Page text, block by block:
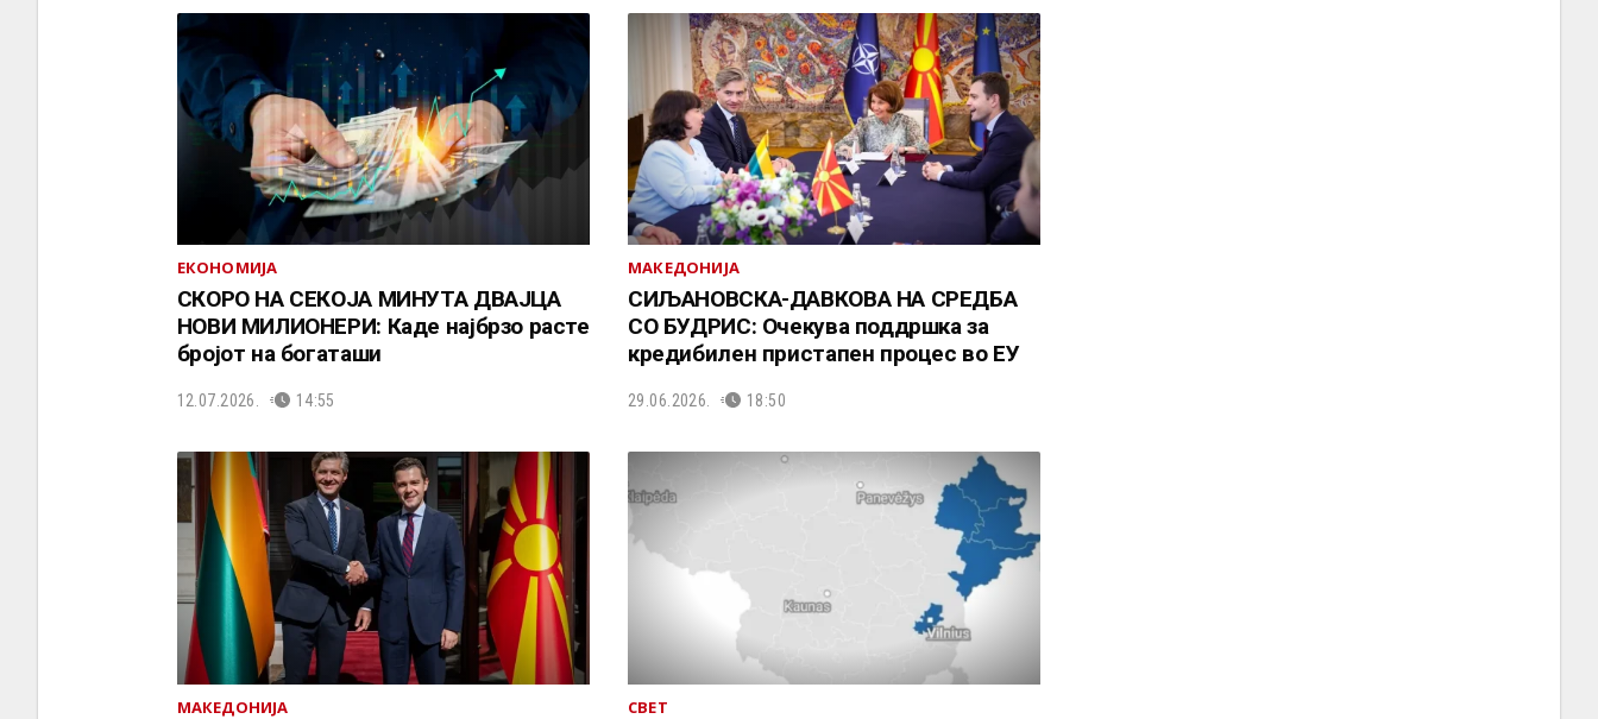
ЕКОНОМИЈА
СКОРО НА СЕКОЈА МИНУТА ДВАЈЦА
НОВИ МИЛИОНЕРИ: Каде најбрзо расте
бројот на богаташи
12.07.2026. 14:55
МАКЕДОНИЈА
СИЉАНОВСКА-ДАВКОВА НА СРЕДБА
СО БУДРИС: Очекува поддршка за
кредибилен пристапен процес во ЕУ
29.06.2026. 18:50
МАКЕДОНИЈА СВЕТ